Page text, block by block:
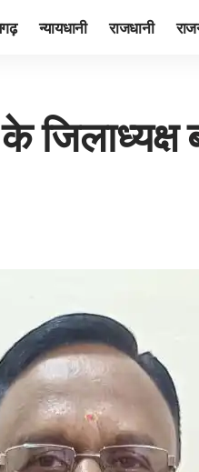
न्यायधानी राजधानी
जिलाध्यक्ष